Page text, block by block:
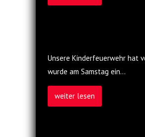
Unsere Kinderfeuerwehr hat
wurde am Samstag ein…
weiter lesen